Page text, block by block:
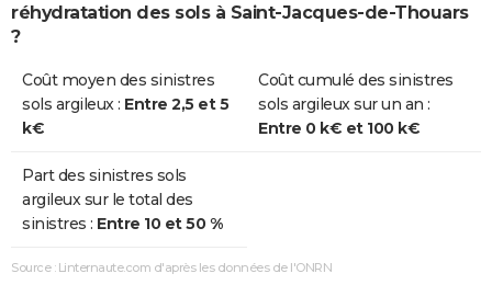
réhydratation des sols à Saint-Jacques-de-Thouars
?
Coût moyen des sinistres
sols argileux : Entre 2,5 et 5
k€
Coût cumulé des sinistres
sols argileux sur un an :
Entre 0 k€ et 100 k€
Part des sinistres sols
argileux sur le total des
sinistres : Entre 10 et 50 %
Source : Linternaute.com d'après les données de l'ONRN